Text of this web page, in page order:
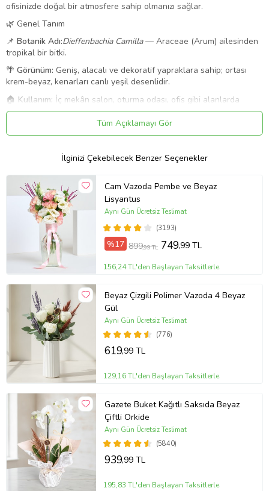
ofisinizde doğal bir atmosfere sahip olmanızı sağlar.
🌿 Genel Tanım
📌 Botanik Adı:Dieffenbachia Camilla— Araceae (Arum) ailesinden
tropikal bir bitki.
🌴 Görünüm: Geniş, alacalı ve dekoratif yapraklara sahip; ortası
krem-beyaz, kenarları canlı yeşil desenlidir.
🏠 Kullanım: İç mekân salon, oturma odası, ofis gibi alanlarda
dekoratif amaçlı yetiştirilir.
🌱 Bakım Özellikleri
yakabilir. Yarı gölge ortamda da dayanabilir.
Sulama:
Toprağın üstü hafifçe kurudukça sulayın; aşırı sulama
kök çürüklüğüne neden olabilir.
Nem & Sıcaklık:Orta-yüksek nemi sever; ideal sıcaklık 18-26 °C
arasıdır.
Toprak:İyi drene edilen, hafif asidik iç mekân bitki toprağı
uygundur.
✨ Dekoratif Değer
Bu Camilla modeli özellikle
sunularak hediye ve özel günler için de tercih edilir. Bitki,
bulunduğu mekâna tropik, canlı ve ferah bir his katar.
⚠️ Dikkat
Bu bitki
zehirli sulu özlere sahiptir ; temasında cilt tahrişi veya
yutulduğunda mide rahatsızlığına yol açabilir. Çocuklar ve evcil
hayvanlardan uzak tutulmalıdır.
Tüm Açıklamayı Gör
İlginizi Çekebilecek Benzer Seçenekler
Cam Vazoda Pembe ve Beyaz
Lisyantus
(3193)
Aynı Gün Ücretsiz Teslimat
%17 899,99 TL 749,99 TL
156,24 TL'den Başlayan Taksitlerle
Beyaz Çizgili Polimer Vazoda 4 Beyaz
Gül
(776)
Aynı Gün Ücretsiz Teslimat
619,99 TL
129,16 TL'den Başlayan Taksitlerle
Gazete Buket Kağıtlı Saksıda Beyaz
Çiftli Orkide
(5840)
Aynı Gün Ücretsiz Teslimat
939,99 TL
195,83 TL'den Başlayan Taksitlerle